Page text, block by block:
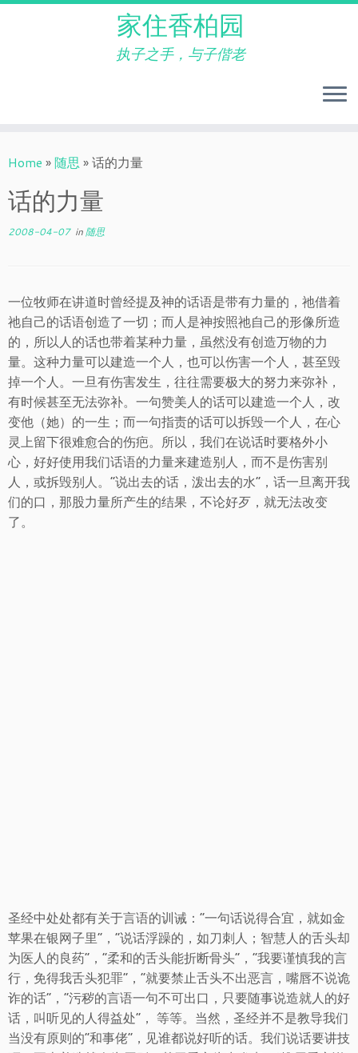
to
家住香柏园
执子之手，与子偕老
Home »随思 »话的力量
话的力量
2008-04-07in随思
一位牧师在讲道时曾经提及神的话语是带有力量的，祂借着
祂自己的话语创造了一切；而人是神按照祂自己的形像所造
的，所以人的话也带着某种力量，虽然没有创造万物的力
量。这种力量可以建造一个人，也可以伤害一个人，甚至毁
掉一个人。一旦有伤害发生，往往需要极大的努力来弥补，
有时候甚至无法弥补。一句赞美人的话可以建造一个人，改
变他（她）的一生；而一句指责的话可以拆毁一个人，在心
灵上留下很难愈合的伤疤。所以，我们在说话时要格外小
心，好好使用我们话语的力量来建造别人，而不是伤害别
人，或拆毁别人。“说出去的话，泼出去的水”，话一旦离开我
们的口，那股力量所产生的结果，不论好歹，就无法改变
了。
圣经中处处都有关于言语的训诫：“一句话说得合宜，就如金
苹果在银网子里”，“说话浮躁的，如刀刺人；智慧人的舌头却
为医人的良药”，“柔和的舌头能折断骨头”，“我要谨慎我的言
行，免得我舌头犯罪”，“就要禁止舌头不出恶言，嘴唇不说诡
诈的话”，“污秽的言语一句不可出口，只要随事说造就人的好
话，叫听见的人得益处”， 等等。当然，圣经并不是教导我们
当没有原则的”和事佬“，见谁都说好听的话。我们说话要讲技